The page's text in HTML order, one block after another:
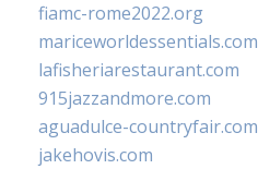
fiamc-rome2022.org
mariceworldessentials.com
lafisheriarestaurant.com
915jazzandmore.com
aguadulce-countryfair.com
jakehovis.com